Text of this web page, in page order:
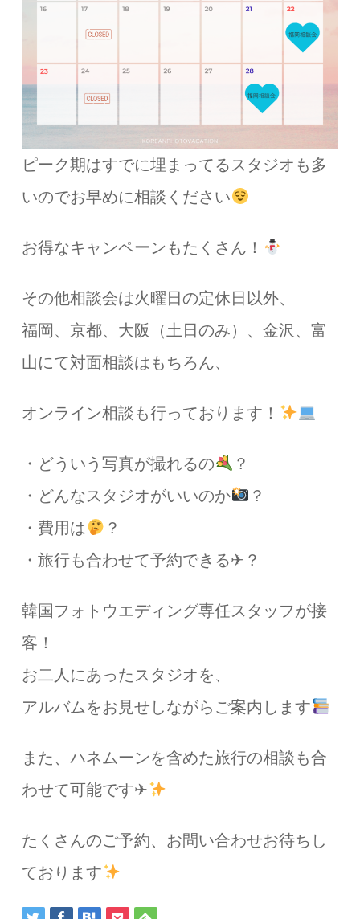
ピーク期はすでに埋まってるスタジオも多
いのでお早めに相談ください
お得なキャンペーンもたくさん！
その他相談会は火曜日の定休日以外、
福岡、京都、大阪（土日のみ）、金沢、富
山にて対面相談はもちろん、
オンライン相談も行っております！
・どういう写真が撮れるの
？
・どんなスタジオがいいのか
？
・費用は
？
・旅行も合わせて予約できる✈？
韓国フォトウエディング専任スタッフが接
客！
お二人にあったスタジオを、
アルバムをお見せしながらご案内します
また、ハネムーンを含めた旅行の相談も合
わせて可能です✈
たくさんのご予約、お問い合わせお待ちし
ております